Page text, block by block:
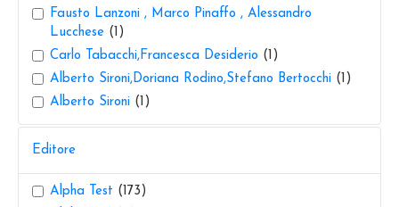
Fausto Lanzoni , Marco Pinaffo , Alessandro
Lucchese (1)
Carlo Tabacchi,Francesca Desiderio (1)
Alberto Sironi,Doriana Rodino,Stefano Bertocchi (1)
Alberto Sironi (1)
Editore
Alpha Test (173)